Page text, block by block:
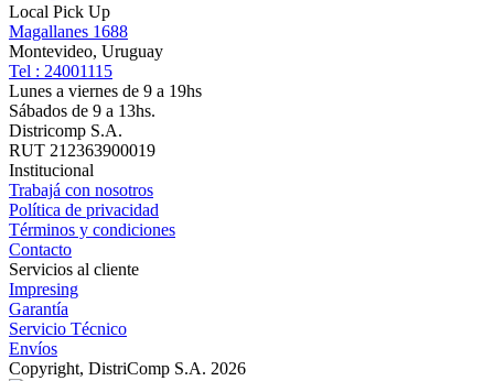
Local Pick Up
Magallanes 1688
Montevideo, Uruguay
Tel : 24001115
Lunes a viernes de 9 a 19hs
Sábados de 9 a 13hs.
Districomp S.A.
RUT 212363900019
Institucional
Trabajá con nosotros
Política de privacidad
Términos y condiciones
Contacto
Servicios al cliente
Impresing
Garantía
Servicio Técnico
Envíos
Copyright, DistriComp S.A. 2026